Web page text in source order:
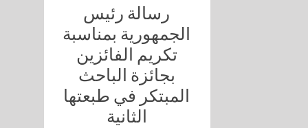
رسالة رئيس
الجمهورية بمناسبة
تكريم الفائزين
بجائزة الباحث
المبتكر في طبعتها
الثانية